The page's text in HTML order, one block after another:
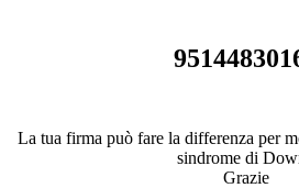
La tua firma può fare la differenza per
sindrome di
Grazie